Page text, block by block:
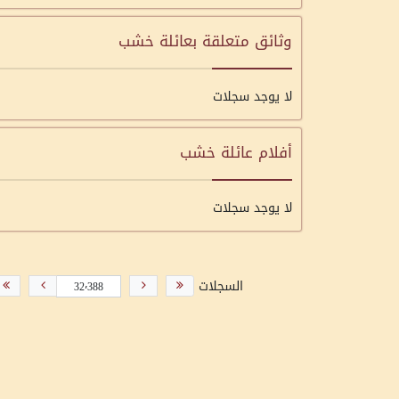
وثائق متعلقة بعائلة خشب
لا يوجد سجلات
أفلام عائلة خشب
لا يوجد سجلات
السجلات